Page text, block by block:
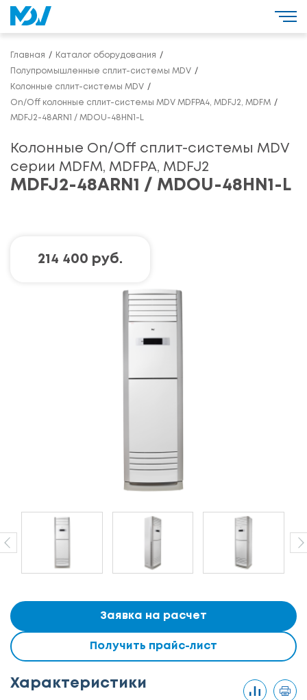
Главная Каталог оборудования
Полупромышленные сплит-системы MDV
Колонные сплит-системы MDV
On/Off колонные сплит-системы MDV MDFPA4, MDFJ2, MDFM
MDFJ2-48ARN1 / MDOU-48HN1-L
Колонные On/Off сплит-системы MDV
серии MDFM, MDFPA, MDFJ2
MDFJ2-48ARN1 / MDOU-48HN1-L
214 400 руб.
Заявка на расчет
Получить прайс-лист
Характеристики